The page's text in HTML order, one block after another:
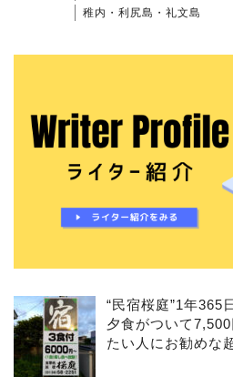
稚内・利尻島・礼文島
“民宿桜庭”1年365
夕食がついて
たい人にお勧めな